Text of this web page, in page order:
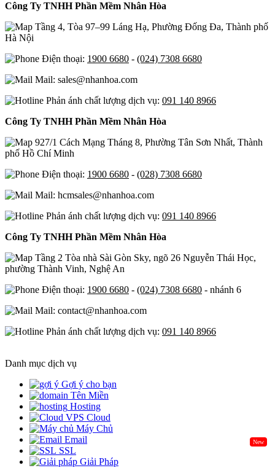
Công Ty TNHH Phần Mềm Nhân Hòa
Tầng 4, Tòa 97–99 Láng Hạ, Phường Đống Đa, Thành phố
Hà Nội
Điện thoại: 1900 6680 - (024) 7308 6680
Mail: sales@nhanhoa.com
Phản ánh chất lượng dịch vụ: 091 140 8966
Công Ty TNHH Phần Mềm Nhân Hòa
927/1 Cách Mạng Tháng 8, Phường Tân Sơn Nhất, Thành
phố Hồ Chí Minh
Điện thoại: 1900 6680 - (028) 7308 6680
Mail: hcmsales@nhanhoa.com
Phản ánh chất lượng dịch vụ: 091 140 8966
Công Ty TNHH Phần Mềm Nhân Hòa
Tầng 2 Tòa nhà Sài Gòn Sky, ngõ 26 Nguyễn Thái Học,
phường Thành Vinh, Nghệ An
Điện thoại: 1900 6680 - (024) 7308 6680 - nhánh 6
Mail: contact@nhanhoa.com
Phản ánh chất lượng dịch vụ: 091 140 8966
Danh mục dịch vụ
Gợi ý cho bạn
Tên Miền
Hosting
Cloud
Máy Chủ
New
Email
SSL
Giải Pháp